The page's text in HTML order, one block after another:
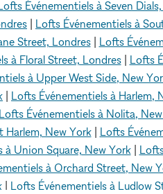
Événementiels à Seven
Lofts Événementiels à
Street, Londres| Lofts
à Floral Street, Londres| Lofts
à Upper West Side, New
Lofts Événementiels à Harlem,
Lofts Événementiels à Nolita,
Harlem, New York| Lofts
à Union Square, New York|
à Orchard Street, New
| Lofts Événementiels à Ludlow